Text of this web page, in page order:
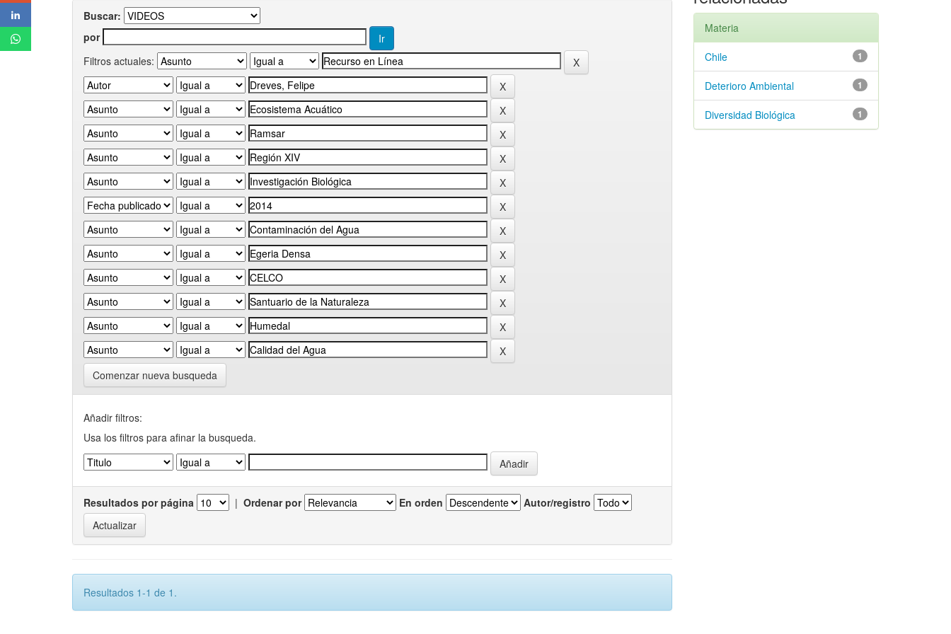
Buscar:
por
Filtros actuales:
Comenzar nueva busqueda
Añadir filtros:
Usa los filtros para afinar la busqueda.
Resultados por página | Ordenar por En orden Autor/registro
Resultados 1-1 de 1.
Materia
1
Chile
1
Deterioro Ambiental
1
Diversidad Biológica